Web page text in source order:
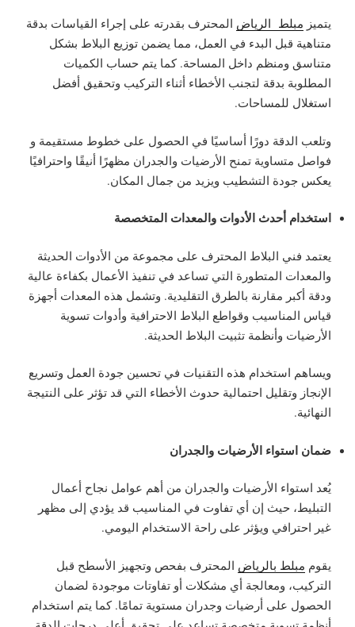
يتميز مبلط الرياض المحترف بقدرته على إجراء القياسات بدقة
متناهية قبل البدء في العمل، مما يضمن توزيع البلاط بشكل
متناسق ومنظم داخل المساحة. كما يتم حساب الكميات
المطلوبة بدقة لتجنب الأخطاء أثناء التركيب وتحقيق أفضل
استغلال للمساحات.
وتلعب الدقة دورًا أساسيًا في الحصول على خطوط مستقيمة و
فواصل متساوية تمنح الأرضيات والجدران مظهرًا أنيقًا واحترافيًا
يعكس جودة التشطيب ويزيد من جمال المكان.
استخدام أحدث الأدوات والمعدات المتخصصة
يعتمد فني البلاط المحترف على مجموعة من الأدوات الحديثة
والمعدات المتطورة التي تساعد في تنفيذ الأعمال بكفاءة عالية
ودقة أكبر مقارنة بالطرق التقليدية. وتشمل هذه المعدات أجهزة
قياس المناسيب وقواطع البلاط الاحترافية وأدوات تسوية
الأرضيات وأنظمة تثبيت البلاط الحديثة.
ويساهم استخدام هذه التقنيات في تحسين جودة العمل وتسريع
الإنجاز وتقليل احتمالية حدوث الأخطاء التي قد تؤثر على النتيجة
النهائية.
ضمان استواء الأرضيات والجدران
يُعد استواء الأرضيات والجدران من أهم عوامل نجاح أعمال
التبليط، حيث إن أي تفاوت في المناسيب قد يؤدي إلى مظهر
غير احترافي ويؤثر على راحة الاستخدام اليومي.
يقوم مبلط بالرياض المحترف بفحص وتجهيز الأسطح قبل
التركيب، ومعالجة أي مشكلات أو تفاوتات موجودة لضمان
الحصول على أرضيات وجدران مستوية تمامًا. كما يتم استخدام